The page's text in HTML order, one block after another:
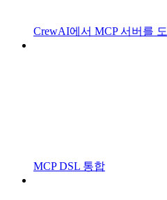
CrewAI에서 MCP 서버를
MCP DSL 통합